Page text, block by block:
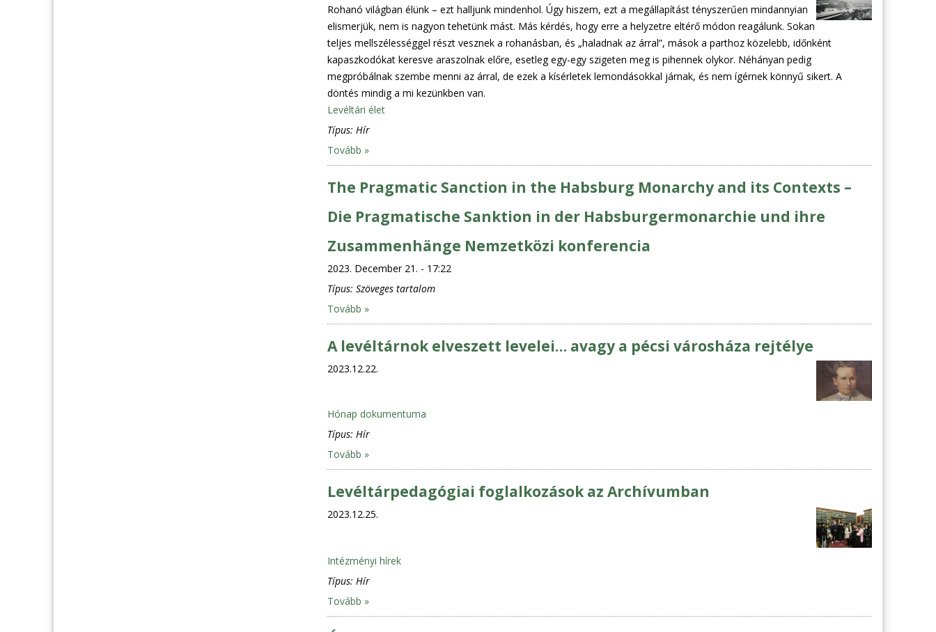
Rohanó világban élünk – ezt halljunk mindenhol. Úgy hiszem, ezt a megállapítást tényszerűen mindannyian
elismerjük, nem is nagyon tehetünk mást. Más kérdés, hogy erre a helyzetre eltérő módon reagálunk. Sokan
teljes mellszélességgel részt vesznek a rohanásban, és „haladnak az árral”, mások a parthoz közelebb, időnként
kapaszkodókat keresve araszolnak előre, esetleg egy-egy szigeten meg is pihennek olykor. Néhányan pedig
megpróbálnak szembe menni az árral, de ezek a kísérletek lemondásokkal járnak, és nem ígérnek könnyű sikert. A
döntés mindig a mi kezünkben van.
Levéltári élet
Típus: Hír
Tovább »
The Pragmatic Sanction in the Habsburg Monarchy and its Contexts –
Die Pragmatische Sanktion in der Habsburgermonarchie und ihre
Zusammenhänge Nemzetközi konferencia
2023. December 21. - 17:22
Típus: Szöveges tartalom
Tovább »
A levéltárnok elveszett levelei… avagy a pécsi városháza rejtélye
2023.12.22.
Hónap dokumentuma
Típus: Hír
Tovább »
Levéltárpedagógiai foglalkozások az Archívumban
2023.12.25.
Intézményi hírek
Típus: Hír
Tovább »